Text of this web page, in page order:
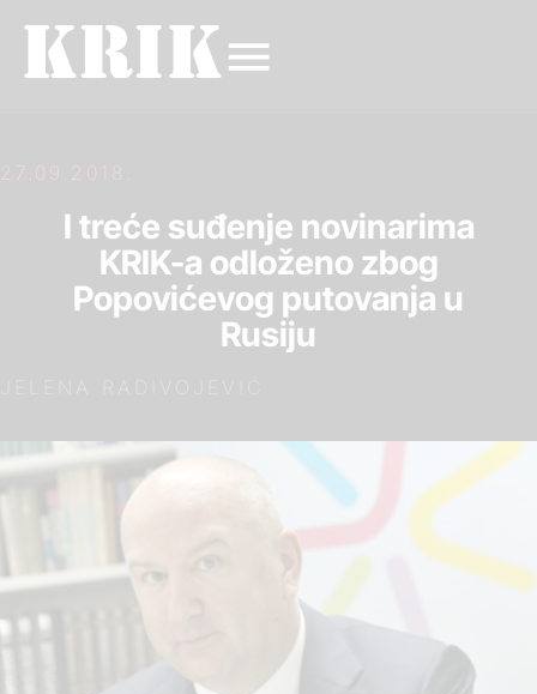
27.09.2018.
I treće suđenje novinarima
KRIK-a odloženo zbog
Popovićevog putovanja u
Rusiju